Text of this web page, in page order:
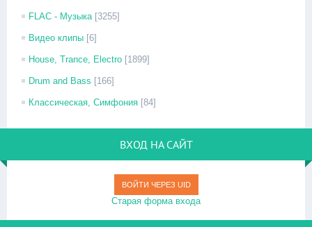
FLAC - Музыка [3255]
Видео клипы [6]
House, Trance, Electro [1899]
Drum and Bass [166]
Классическая, Симфония [84]
ВХОД НА САЙТ
ВОЙТИ ЧЕРЕЗ UID
Старая форма входа